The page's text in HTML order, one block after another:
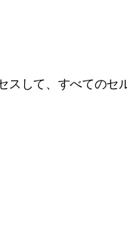
して、すべてのセ